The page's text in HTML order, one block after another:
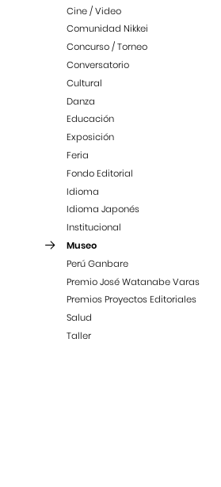
Cine / Video
Comunidad Nikkei
Concurso / Torneo
Conversatorio
Cultural
Danza
Educación
Exposición
Feria
Fondo Editorial
Idioma
Idioma Japonés
Institucional
Museo
Perú Ganbare
Premio José Watanabe Varas
Premios Proyectos Editoriales
Salud
Taller